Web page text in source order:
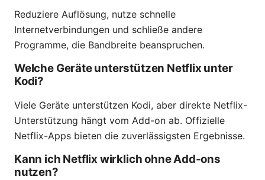
Reduziere Auflösung, nutze schnelle
Internetverbindungen und schließe andere
Programme, die Bandbreite beanspruchen.
Welche Geräte unterstützen Netflix unter
Kodi?
Viele Geräte unterstützen Kodi, aber direkte Netflix-
Unterstützung hängt vom Add-on ab. Offizielle
Netflix-Apps bieten die zuverlässigsten Ergebnisse.
Kann ich Netflix wirklich ohne Add-ons
nutzen?